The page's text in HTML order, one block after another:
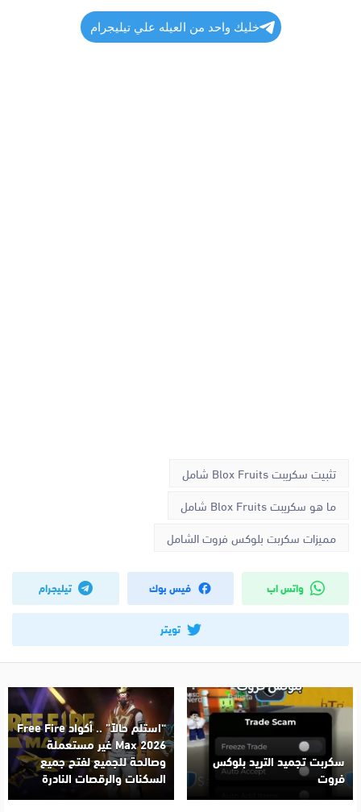
خليك واحد من العيله علي تيليجرام
تثبيت سكريبت Blox Fruits شامل
ما هو سكريبت Blox Fruits شامل
مميزات سكربت بلوكس فروت الشامل
واتس اب فيس بوك تيليجرام
تويتر
سكربت تجميد التريد بلوكس
فروت
“استلم حالاً” .. أكواد Free Fire
Max 2026 غير مستعملة
وصالحة للجميع لفتح جميع
السكنات والرقصات النادرة